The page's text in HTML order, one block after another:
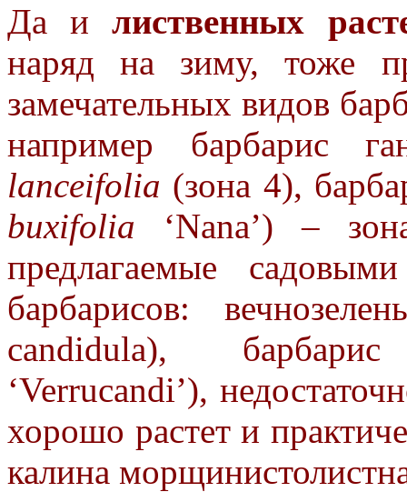
Да илиственных
наряд на зиму, тоже
замечательных видов
например барбарис
lanceifolia (зона 4),
buxifolia ‘Nana’) –
предлагаемые
барбарисов:
candidula),
‘Verrucandi’),
хорошо растет и
калина